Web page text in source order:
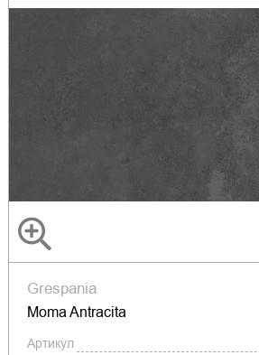
Grespania
Moma Antracita
Артикул